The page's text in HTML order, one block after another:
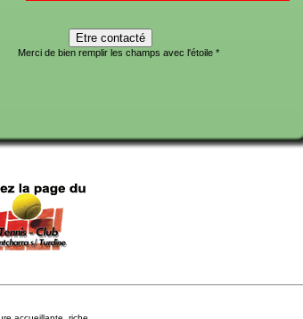
Merci de bien remplir les champs avec l'étoile *